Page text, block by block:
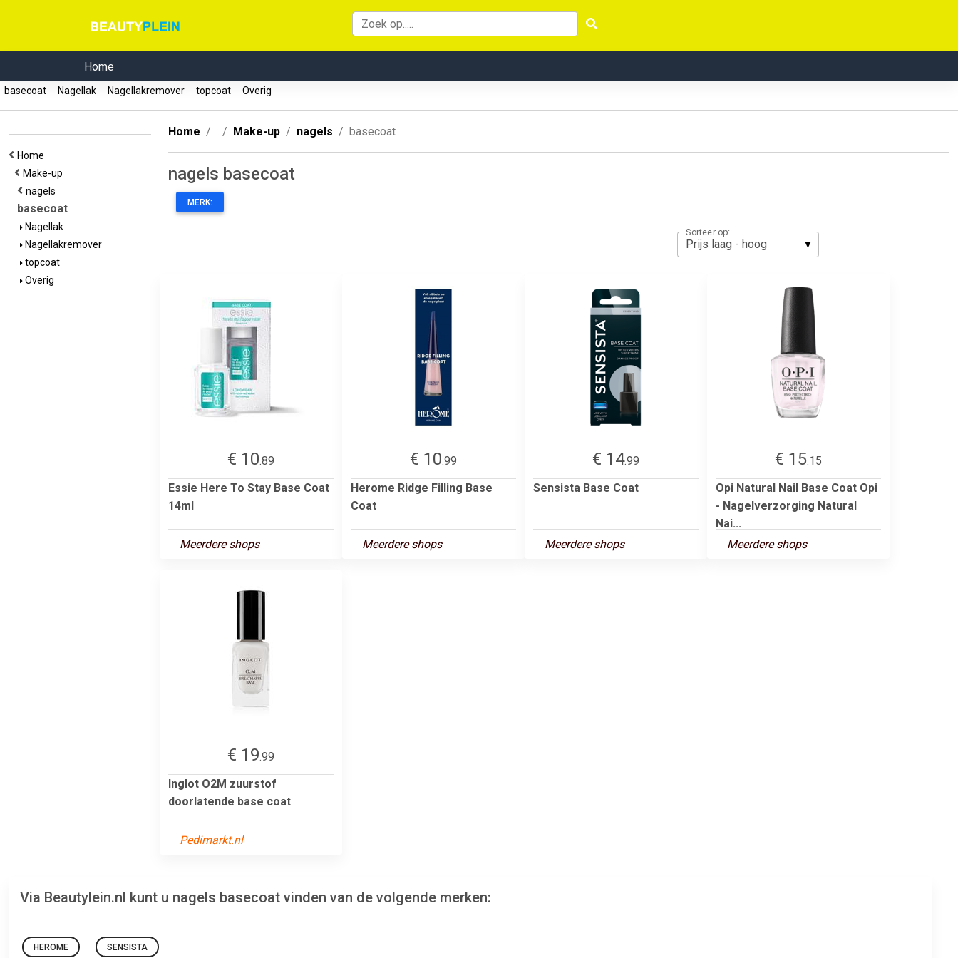
Home
basecoat Nagellak Nagellakremover topcoat Overig
Home
Make-up
nagels
basecoat
Nagellak
Nagellakremover
topcoat
Overig
Home Make-up nagels basecoat
nagels basecoat
MERK:
Sorteer op:
€ 10.89
Essie Here To Stay Base Coat
14ml
Meerdere shops
€ 10.99
Herome Ridge Filling Base
Coat
Meerdere shops
€ 14.99
Sensista Base Coat
Meerdere shops
€ 15.15
Opi Natural Nail Base Coat Opi
- Nagelverzorging Natural
Nai...
Meerdere shops
€ 19.99
Inglot O2M zuurstof
doorlatende base coat
Pedimarkt.nl
Via Beautylein.nl kunt u nagels basecoat vinden van de volgende merken:
HEROME SENSISTA